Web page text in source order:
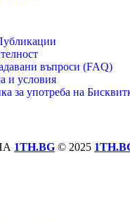
въпроси (FAQ)
и условия
за употреба на
1TH.BG © 2025